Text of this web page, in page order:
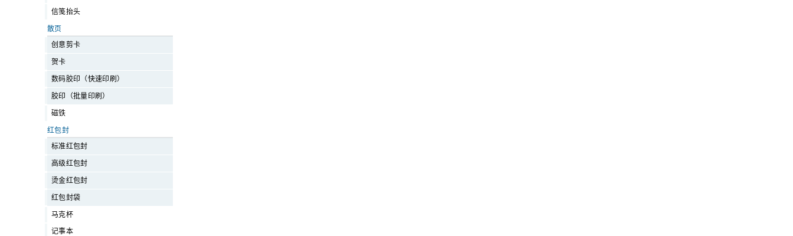
信笺抬头
散页
创意剪卡
贺卡
数码胶印（快速印刷）
胶印（批量印刷）
磁铁
红包封
标准红包封
高级红包封
烫金红包封
红包封袋
马克杯
记事本